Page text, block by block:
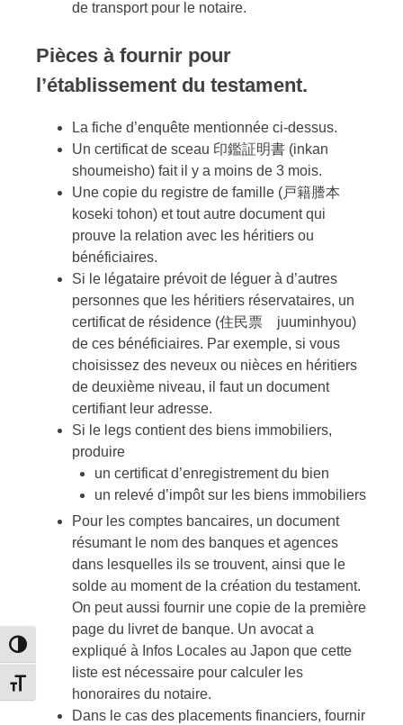
Passer en contraste élevé
Changer la taille de la police
de transport pour le notaire.
Pièces à fournir pour
l’établissement du testament.
La fiche d’enquête mentionnée ci-dessus.
Un certificat de sceau 印鑑証明書 (inkan
shoumeisho) fait il y a moins de 3 mois.
Une copie du registre de famille (戸籍謄本
koseki tohon) et tout autre document qui
prouve la relation avec les héritiers ou
bénéficiaires.
Si le légataire prévoit de léguer à d’autres
personnes que les héritiers réservataires, un
certificat de résidence (住民票 juuminhyou)
de ces bénéficiaires. Par exemple, si vous
choisissez des neveux ou nièces en héritiers
de deuxième niveau, il faut un document
certifiant leur adresse.
Si le legs contient des biens immobiliers,
produire
un certificat d’enregistrement du bien
un relevé d’impôt sur les biens immobiliers
Pour les comptes bancaires, un document
résumant le nom des banques et agences
dans lesquelles ils se trouvent, ainsi que le
solde au moment de la création du testament.
On peut aussi fournir une copie de la première
page du livret de banque. Un avocat a
expliqué à Infos Locales au Japon que cette
liste est nécessaire pour calculer les
honoraires du notaire.
Dans le cas des placements financiers, fournir